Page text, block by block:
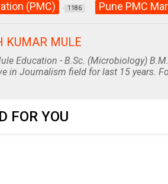
(PMC) 1186 Pune PMC
KUMAR MULE
Education - B.Sc. (Microbiology)
in Journalism field for last 15 years.
FOR YOU